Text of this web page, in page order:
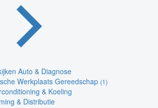
Auto & Diagnose
Werkplaats Gereedschap (1)
& Koeling
& Distributie